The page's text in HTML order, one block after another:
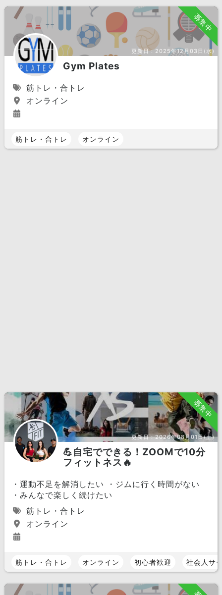
募集中
更新日： 2025年12月03日(水)
Gym Plates
筋トレ・合トレ
オンライン
筋トレ・合トレ オンライン
募集中
更新日：2026年08月01日(土)
💪自宅でできる！ZOOMで10分
フィットネス🔥
・運動不足を解消したい ・ジムに行く時間がない
・みんなで楽しく続けたい
筋トレ・合トレ
オンライン
筋トレ・合トレ オンライン 初心者歓迎 社会人サ